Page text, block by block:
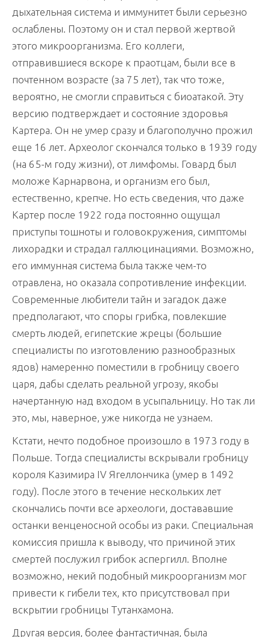
дыхательная система и иммунитет были серьезно
ослаблены. Поэтому он и стал первой жертвой
этого микроорганизма. Его коллеги,
отправившиеся вскоре к праотцам, были все в
почтенном возрасте (за 75 лет), так что тоже,
вероятно, не смогли справиться с биоатакой. Эту
версию подтверждает и состояние здоровья
Картера. Он не умер сразу и благополучно прожил
еще 16 лет. Археолог скончался только в 1939 году
(на 65-м году жизни), от лимфомы. Говард был
моложе Карнарвона, и организм его был,
естественно, крепче. Но есть сведения, что даже
Картер после 1922 года постоянно ощущал
приступы тошноты и головокружения, симптомы
лихорадки и страдал галлюцинациями. Возможно,
его иммунная система была также чем-то
отравлена, но оказала сопротивление инфекции.
Современные любители тайн и загадок даже
предполагают, что споры грибка, повлекшие
смерть людей, египетские жрецы (большие
специалисты по изготовлению разнообразных
ядов) намеренно поместили в гробницу своего
царя, дабы сделать реальной угрозу, якобы
начертанную над входом в усыпальницу. Но так ли
это, мы, наверное, уже никогда не узнаем.
Кстати, нечто подобное произошло в 1973 году в
Польше. Тогда специалисты вскрывали гробницу
короля Казимира IV Ягеллончика (умер в 1492
году). После этого в течение нескольких лет
скончались почти все археологи, достававшие
останки венценосной особы из раки. Специальная
комиссия пришла к выводу, что причиной этих
смертей послужил грибок аспергилл. Вполне
возможно, некий подобный микроорганизм мог
привести к гибели тех, кто присутствовал при
вскрытии гробницы Тутанхамона.
Другая версия, более фантастичная, была